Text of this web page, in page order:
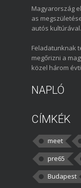
Magyarország
as
autós kultúrával.
Feladatunknak
megőrizni a
közel három
NAPLÓ
CÍMKÉK
meet
pre65
Budapest